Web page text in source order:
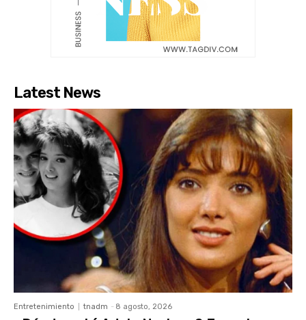
Latest News
Entretenimiento tnadm - 8 agosto, 2026